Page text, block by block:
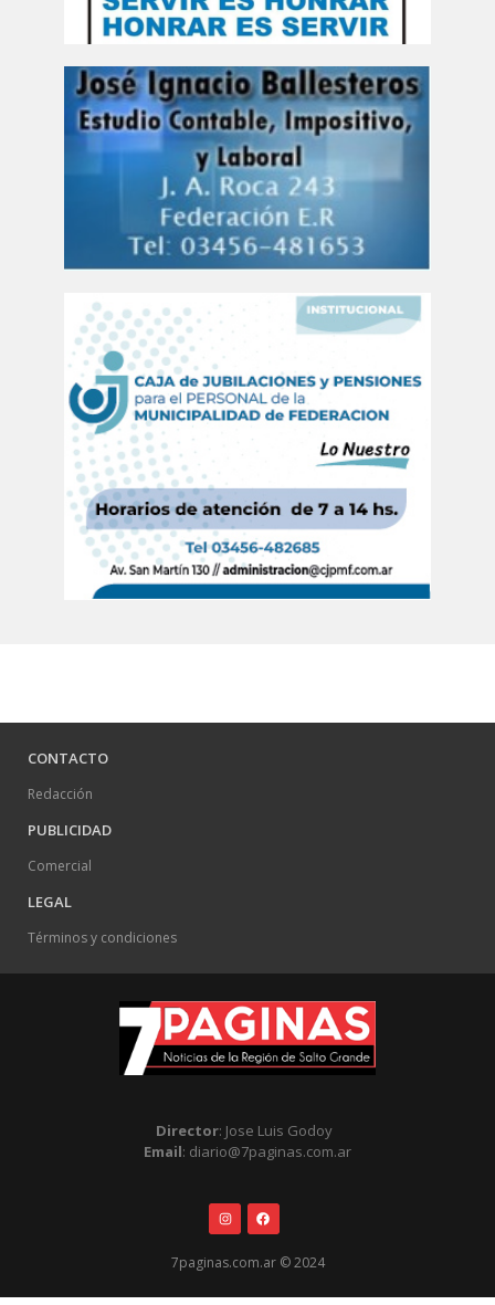
CONTACTO
Redacción
PUBLICIDAD
Comercial
LEGAL
Términos y condiciones
Director: Jose Luis Godoy
Email: diario@7paginas.com.ar
7paginas.com.ar © 2024